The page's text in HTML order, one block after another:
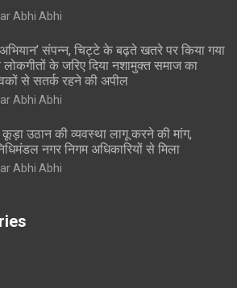
Abhi Abhi
संपन्न, चिट्टे के बढ़ते खतरे पर किया गया
के जरिए दिया नशामुक्त समाज का
से सतर्क रहने की अपील
Abhi Abhi
उठान की व्यवस्था लागू करने की मांग,
नगर निगम अधिकारियों से मिला
Abhi Abhi